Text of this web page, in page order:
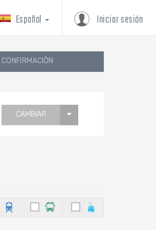
Iniciar sesión
Español
CONFIRMACIÓN
CAMBIAR